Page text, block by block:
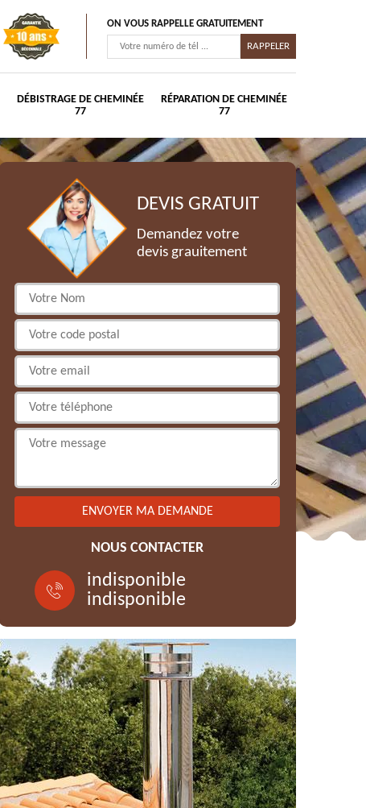
ON VOUS RAPPELLE GRATUITEMENT
DÉBISTRAGE DE CHEMINÉE
77
RÉPARATION DE CHEMINÉE
77
DEVIS GRATUIT
Demandez votre
devis grauitement
NOUS CONTACTER
indisponible
indisponible